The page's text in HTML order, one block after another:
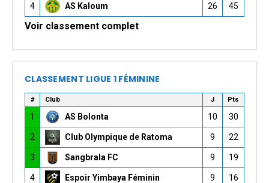
4 AS Kaloum 26 45
Voir classement complet
CLASSEMENT LIGUE 1 FÉMININE
# Club J Pts
1 AS Bolonta 10 30
2 Club Olympique de Ratoma 9 22
3 Sangbrala FC 9 19
4 Espoir Yimbaya Féminin 9 16